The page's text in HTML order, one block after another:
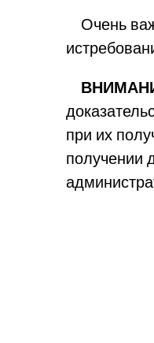
Очень
при их
получении